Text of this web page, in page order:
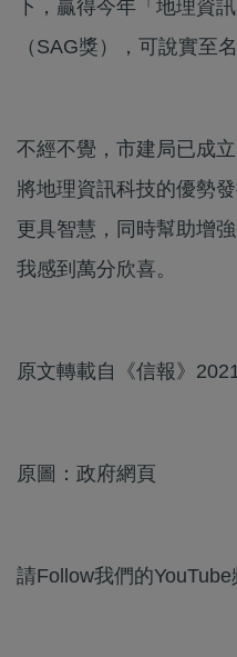
下，贏得今年「地理資
（SAG獎），可說實至名
不經不覺，市建局已成
將地理資訊科技的優勢
更具智慧，同時幫助增
我感到萬分欣喜。
原文轉載自《信報》
原圖：政府網頁
請Follow我們的YouTube